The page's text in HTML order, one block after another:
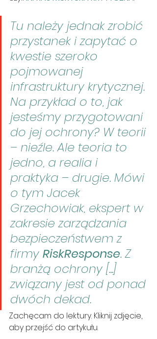
Tu należy jednak zrobić
przystanek i zapytać o
kwestie szeroko
pojmowanej
infrastruktury krytycznej.
Na przykład o to, jak
jesteśmy przygotowani
do jej ochrony? W teorii
– nieźle. Ale teoria to
jedno, a realia i
praktyka – drugie. Mówi
o tym Jacek
Grzechowiak, ekspert w
zakresie zarządzania
bezpieczeństwem z
firmy RiskResponse. Z
branżą ochrony [...]
związany jest od ponad
dwóch dekad.
Zachęcam do lektury. Kliknij zdjęcie,
aby przejść do artykułu.